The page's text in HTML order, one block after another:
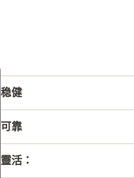
稳健
在高壓滅菌器中成功經過
資料記錄儀具有出色的適應
可靠
即使在最極端的條件下，
靈活：